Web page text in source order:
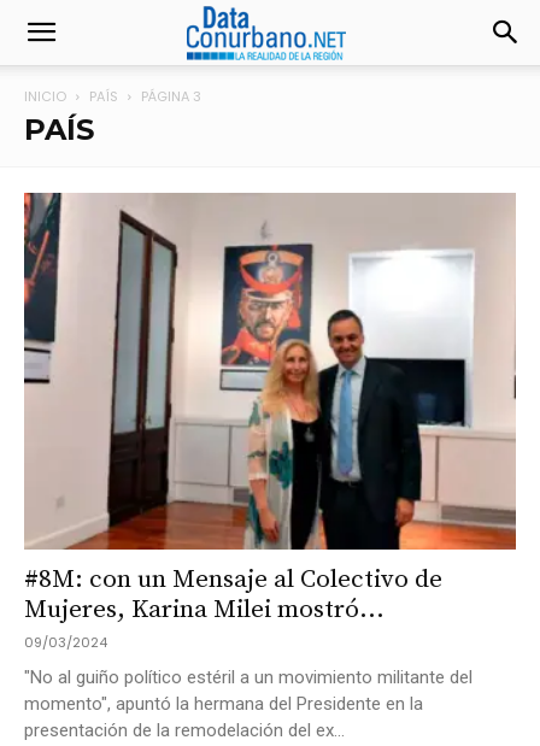
INICIO PAÍS PÁGINA 3
PAÍS
#8M: con un Mensaje al Colectivo de
Mujeres, Karina Milei mostró...
09/03/2024
"No al guiño político estéril a un movimiento militante del
momento", apuntó la hermana del Presidente en la
presentación de la remodelación del ex...